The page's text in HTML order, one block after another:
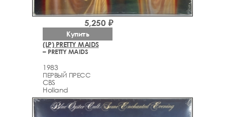
(LP) PRETTY MAIDS
– PRETTY MAIDS
1983
ПЕРВЫЙ ПРЕСС
CBS
Holland
5,250 ₽
Купить